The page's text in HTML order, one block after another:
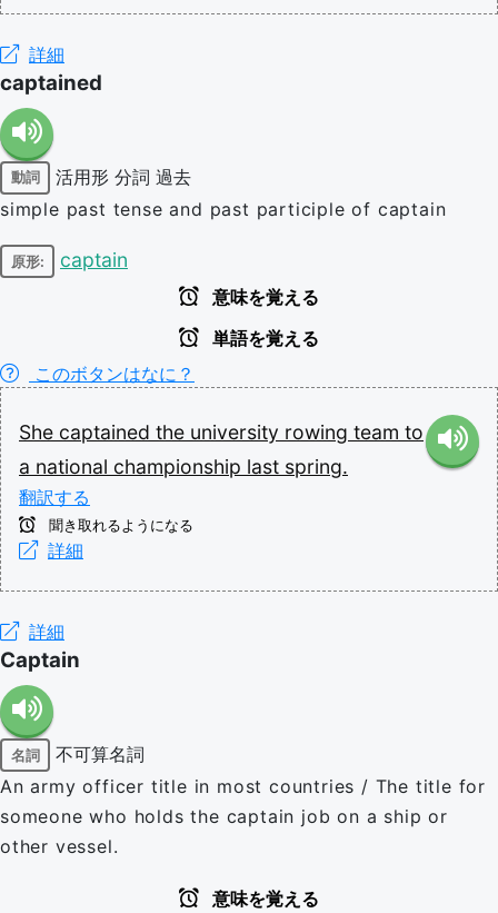
詳細
captained
動詞 活用形 分詞 過去
simple past tense and past participle of captain
原形: captain
意味を覚える
単語を覚える
このボタンはなに？
She captained the university rowing team to
a national championship last spring.
翻訳する
聞き取れるようになる
詳細
詳細
Captain
名詞
不可算名詞
An army officer title in most countries / The title for
someone who holds the captain job on a ship or
other vessel.
意味を覚える